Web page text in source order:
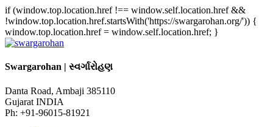
if (window.top.location.href !== window.self.location.href &&
!window.top.location.href.startsWith('https://swargarohan.org/')) {
window.top.location.href = window.self.location.href; }
Swargarohan | સ્વર્ગારોહણ
Danta Road, Ambaji 385110
Gujarat INDIA
Ph: +91-96015-81921